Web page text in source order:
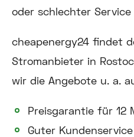
oder schlechter Service
cheapenergy24 findet
Stromanbieter in
wir die Angebote u. a.
Preisgarantie für 12
Guter Kundenservice